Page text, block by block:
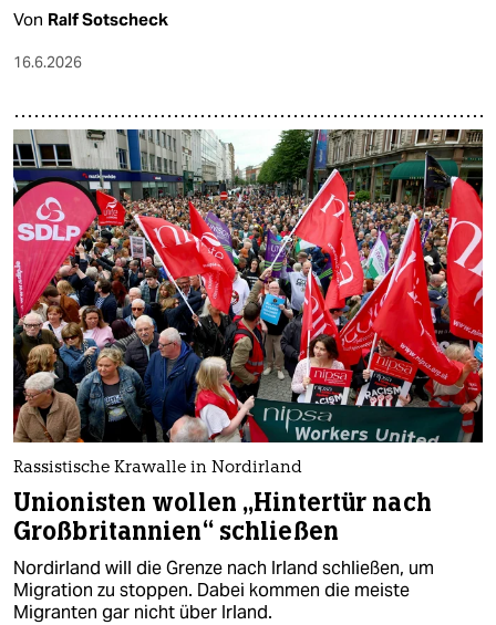
Von Ralf Sotscheck
16.6.2026
Rassistische Krawalle in Nordirland
Unionisten wollen „Hintertür nach
Großbritannien“ schließen
Nordirland will die Grenze nach Irland schließen, um
Migration zu stoppen. Dabei kommen die meiste
Migranten gar nicht über Irland.